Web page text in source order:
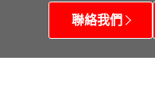
聯絡我們